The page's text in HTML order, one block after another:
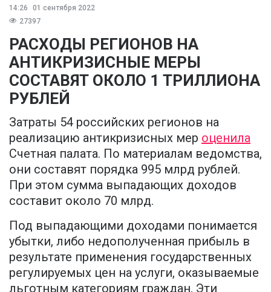
14:26
01 сентября 2022
27397
РАСХОДЫ РЕГИОНОВ НА
АНТИКРИЗИСНЫЕ МЕРЫ
СОСТАВЯТ ОКОЛО 1 ТРИЛЛИОНА
РУБЛЕЙ
Затраты 54 российских регионов на
реализацию антикризисных мер оценила
Счетная палата. По материалам ведомства,
они составят порядка 995 млрд рублей.
При этом сумма выпадающих доходов
составит около 70 млрд.
Под выпадающими доходами понимается
убытки, либо недополученная прибыль в
результате применения государственных
регулируемых цен на услуги, оказываемые
льготным категориям граждан. Эти